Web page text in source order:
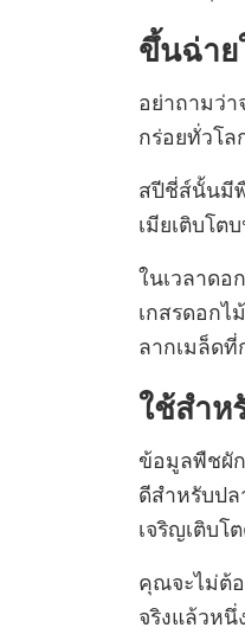
ขึ้นฉ่า
อย่าถามว่
กร่อยทั่วโ
สปีชี่ส์นั้นมี
เมียเติบโ
ในเวลาดอ
เกสรดอก
ลากเมล็ด
ใช้สำห
ข้อมูลพืชผั
ดีสำหรับป
เจริญเติบโ
คุณจะไม่ต้
จริงแล้วห